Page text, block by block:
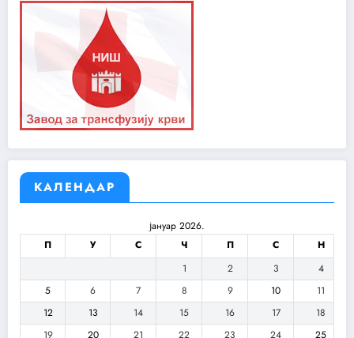
КАЛЕНДАР
јануар 2026.
П
У С Ч П С
Н
1
2 3
4
5
6 7 8 9 10
11
12
13 14 15 16 17
18
19
20 21 22 23 24 25